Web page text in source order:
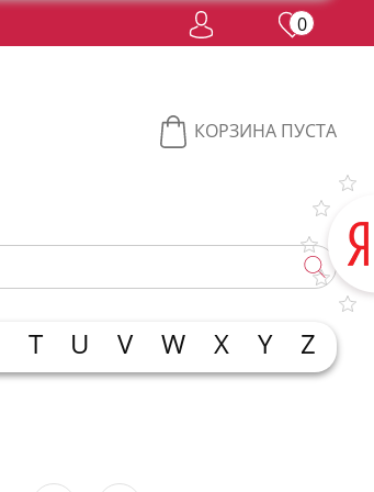
0
КОРЗИНА ПУСТА
T U V W X Y Z